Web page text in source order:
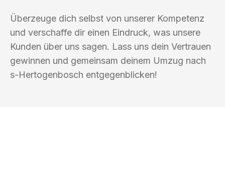
Überzeuge dich selbst von unserer Kompetenz
und verschaffe dir einen Eindruck, was unsere
Kunden über uns sagen. Lass uns dein Vertrauen
gewinnen und gemeinsam deinem Umzug nach
s-Hertogenbosch entgegenblicken!